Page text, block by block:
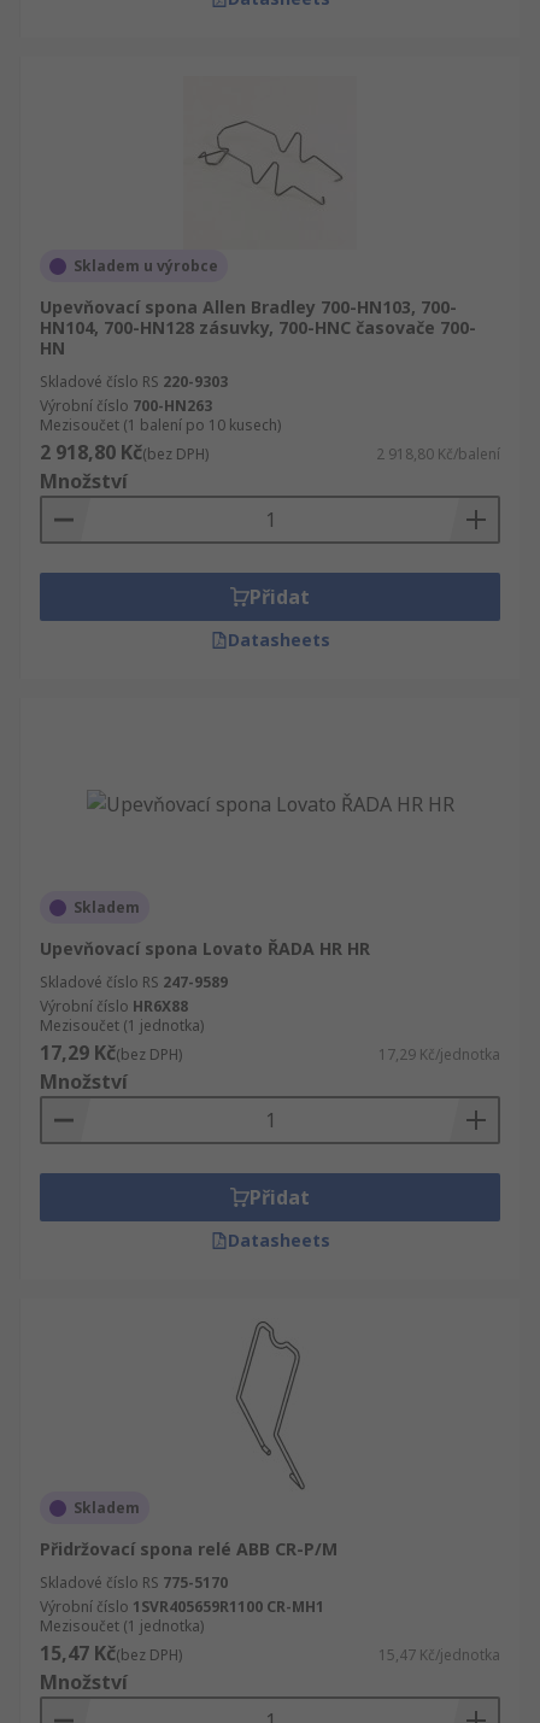
Skladem u výrobce
Upevňovací spona Allen Bradley 700-HN103, 700-
HN104, 700-HN128 zásuvky, 700-HNC časovače 700-
HN
Skladové číslo RS 220-9303
Výrobní číslo 700-HN263
Mezisoučet (1 balení po 10 kusech)
2 918,80 Kč(bez DPH) 2 918,80 Kč/balení
Množství
Přidat
Datasheets
Skladem
Upevňovací spona Lovato ŘADA HR HR
Skladové číslo RS 247-9589
Výrobní číslo HR6X88
Mezisoučet (1 jednotka)
17,29 Kč(bez DPH) 17,29 Kč/jednotka
Množství
Přidat
Datasheets
Skladem
Přidržovací spona relé ABB CR-P/M
Skladové číslo RS 775-5170
Výrobní číslo 1SVR405659R1100 CR-MH1
Mezisoučet (1 jednotka)
15,47 Kč(bez DPH) 15,47 Kč/jednotka
Množství